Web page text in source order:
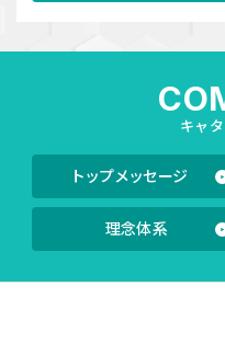
キャ
トップメッセージ
理念体系